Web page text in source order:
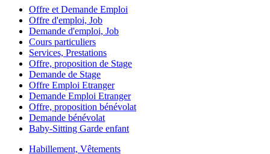
Offre et Demande Emploi
Offre d'emploi, Job
Demande d'emploi, Job
Cours particuliers
Services, Prestations
Offre, proposition de Stage
Demande de Stage
Offre Emploi Etranger
Demande Emploi Etranger
Offre, proposition bénévolat
Demande bénévolat
Baby-Sitting Garde enfant
Habillement, Vêtements